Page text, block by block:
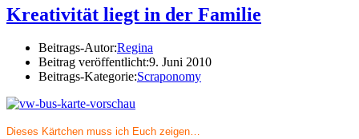
Kreativität liegt in der Familie
Beitrags-Autor:Regina
Beitrag veröffentlicht:9. Juni 2010
Beitrags-Kategorie:Scraponomy
Dieses Kärtchen muss ich Euch zeigen…